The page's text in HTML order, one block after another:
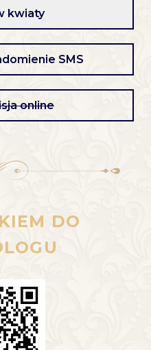
kwiaty
SMS
online
DO